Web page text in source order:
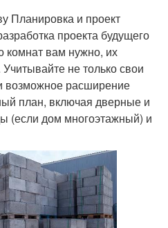
Планировка и проект
проекта будущего
комнат вам нужно, их
не только свои
возможное расширение
план, включая дверные и
(если дом многоэтажный) и